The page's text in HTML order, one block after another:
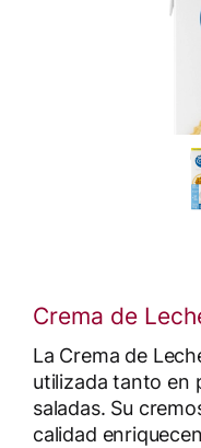
Crema de
La Crema de
utilizada tanto en
saladas. Su
calidad